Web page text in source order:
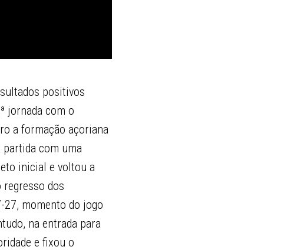
positivos
jornada com o
a formação açoriana
com uma
inicial e voltou a
regresso dos
momento do jogo
na entrada para
e fixou o